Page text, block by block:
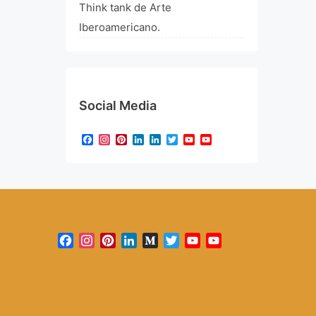
Think tank de Arte
Iberoamericano.
Social Media
Facebook
Instagram
Pinterest
LinkedIn
LinkedIn
TwitterYouTube
Facebook
Instagram
PinterestLinkedInMediumTwitterYouTube